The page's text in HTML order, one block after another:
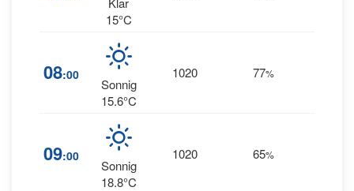
15°C
08:00
Sonnig
15.6°C
1020 77%
09:00
Sonnig
18.8°C
1020 65%